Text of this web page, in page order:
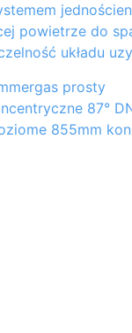
powietrze do
układu
prosty
87°
855mm